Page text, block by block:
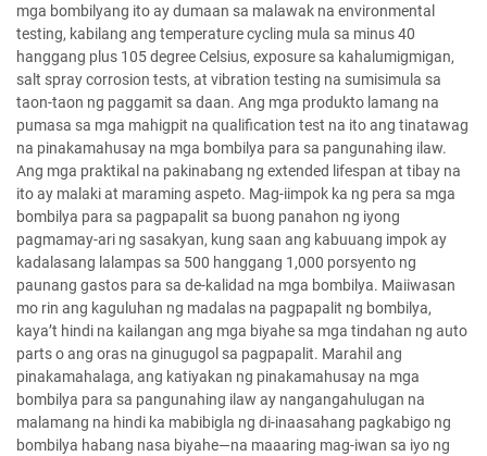
mga bombilyang ito ay dumaan sa malawak na environmental
testing, kabilang ang temperature cycling mula sa minus 40
hanggang plus 105 degree Celsius, exposure sa kahalumigmigan,
salt spray corrosion tests, at vibration testing na sumisimula sa
taon-taon ng paggamit sa daan. Ang mga produkto lamang na
pumasa sa mga mahigpit na qualification test na ito ang tinatawag
na pinakamahusay na mga bombilya para sa pangunahing ilaw.
Ang mga praktikal na pakinabang ng extended lifespan at tibay na
ito ay malaki at maraming aspeto. Mag-iimpok ka ng pera sa mga
bombilya para sa pagpapalit sa buong panahon ng iyong
pagmamay-ari ng sasakyan, kung saan ang kabuuang impok ay
kadalasang lalampas sa 500 hanggang 1,000 porsyento ng
paunang gastos para sa de-kalidad na mga bombilya. Maiiwasan
mo rin ang kaguluhan ng madalas na pagpapalit ng bombilya,
kaya’t hindi na kailangan ang mga biyahe sa mga tindahan ng auto
parts o ang oras na ginugugol sa pagpapalit. Marahil ang
pinakamahalaga, ang katiyakan ng pinakamahusay na mga
bombilya para sa pangunahing ilaw ay nangangahulugan na
malamang na hindi ka mabibigla ng di-inaasahang pagkabigo ng
bombilya habang nasa biyahe—na maaaring mag-iwan sa iyo ng